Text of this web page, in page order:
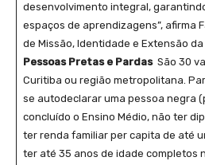
desenvolvimento integral,
espaços de aprendizagens”, afirma
de Missão, Identidade e Extensão da
Pessoas Pretas e Pardas São 30
Curitiba ou região metropolitana.
se autodeclarar uma pessoa negra
concluído o Ensino Médio, não ter
ter renda familiar per capita de até
ter até 35 anos de idade completos